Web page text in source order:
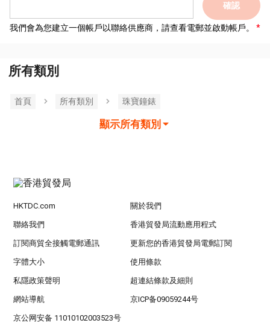
確認
我們會為您建立一個帳戶以聯絡供應商，請查看電郵並啟動帳戶。
所有類別
首頁 所有類別 珠寶鐘錶
顯示所有類別
HKTDC.com 關於我們
聯絡我們 香港貿發局流動應用程式
訂閱商貿全接觸電郵通訊 更新您的香港貿發局電郵訂閱
字體大小 使用條款
私隱政策聲明 超連結條款及細則
網站導航 京ICP备09059244号
京公网安备 11010102003523号